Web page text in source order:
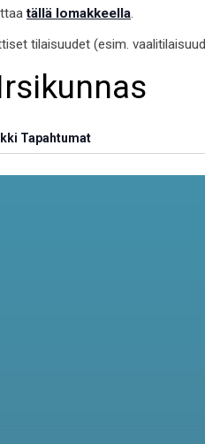
tällä lomakkeella.
tilaisuudet (esim.
Tapahtumat